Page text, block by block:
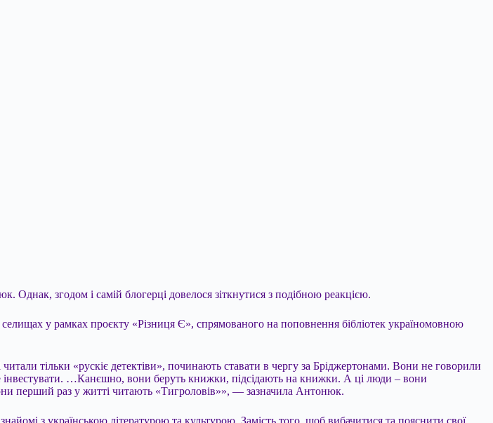
згодом і самій блогерці довелося зіткнутися з подібною реакцією.
у рамках проєкту «Різниця Є», спрямованого на поповнення бібліотек україномовною
тільки «рускіє детектіви», починають ставати в чергу за Бріджертонами. Вони не говорили
інвестувати. …Канєшно, вони беруть книжки, підсідають на книжки. А ці люди – вони
перший раз у житті читають «Тигроловів»», — зазначила Антонюк.
з українською літературою та культурою. Замість того, щоб вибачитися та пояснити свої